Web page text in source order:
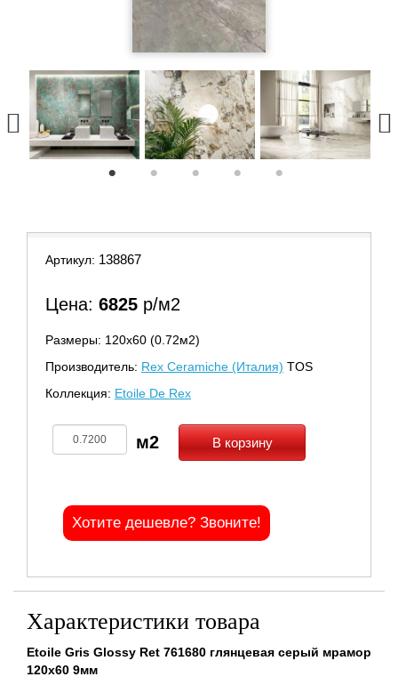
Артикул: 138867
Цена: 6825 р/м2
Размеры: 120х60 (0.72м2)
Производитель: Rex Ceramiche (Италия) TOS
Коллекция: Etoile De Rex
В корзину
Хотите дешевле? Звоните!
Характеристики товара
Etoile Gris Glossy Ret 761680 глянцевая серый мрамор
120x60 9мм